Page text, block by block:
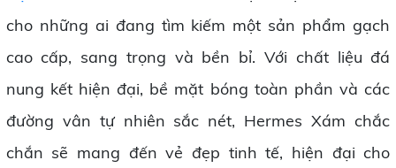
cho những ai đang tìm kiếm một sản phẩm gạch
cao cấp, sang trọng và bền bỉ. Với chất liệu đá
nung kết hiện đại, bề mặt bóng toàn phần và các
đường vân tự nhiên sắc nét, Hermes Xám chắc
chắn sẽ mang đến vẻ đẹp tinh tế, hiện đại cho